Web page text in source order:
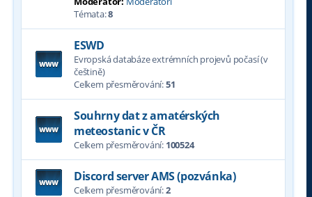
Témata:8
ESWD
Evropská databáze extrémních projevů počasí (v
češtině)
Celkem přesměrování:51
Souhrny dat z amatérských
meteostanic v ČR
Celkem přesměrování: 100524
Discord server AMS (pozvánka)
Celkem přesměrování:2